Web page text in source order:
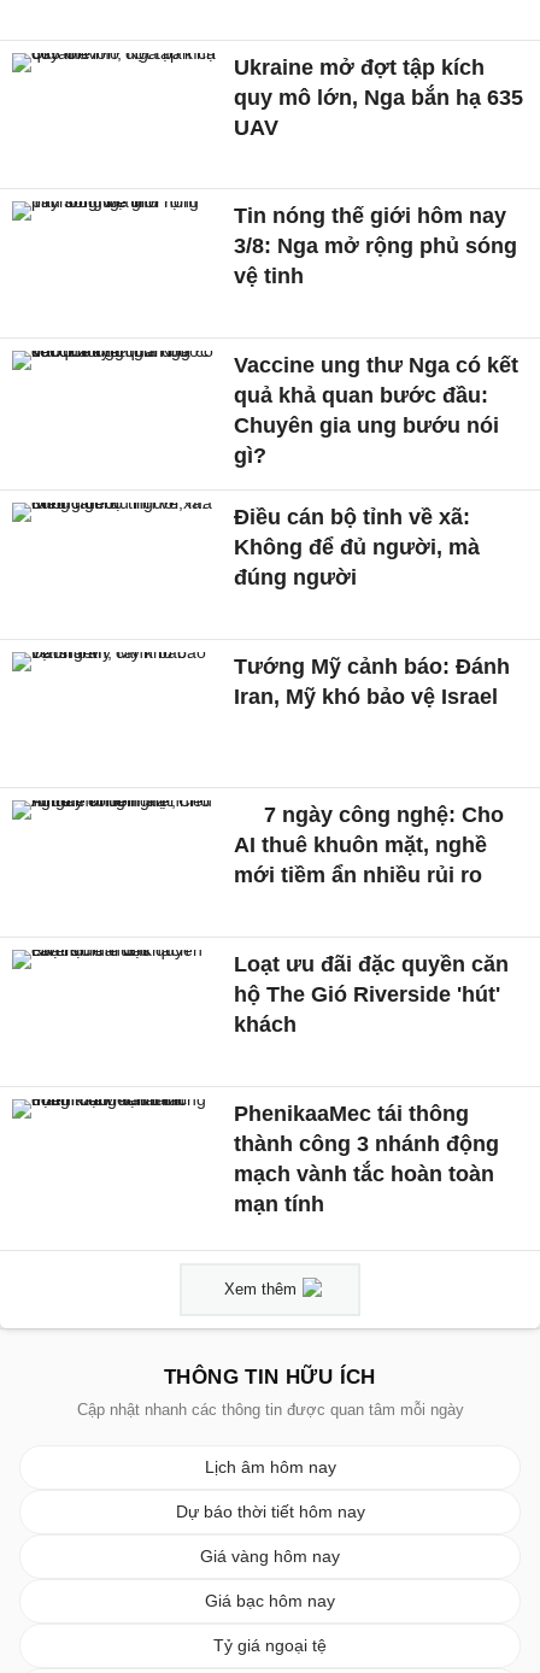
Ukraine mở đợt tập kích
quy mô lớn, Nga bắn hạ 635
UAV
Tin nóng thế giới hôm nay
3/8: Nga mở rộng phủ sóng
vệ tinh
Vaccine ung thư Nga có kết
quả khả quan bước đầu:
Chuyên gia ung bướu nói
gì?
Điều cán bộ tỉnh về xã:
Không để đủ người, mà
đúng người
Tướng Mỹ cảnh báo: Đánh
Iran, Mỹ khó bảo vệ Israel
7 ngày công nghệ: Cho
AI thuê khuôn mặt, nghề
mới tiềm ẩn nhiều rủi ro
Loạt ưu đãi đặc quyền căn
hộ The Gió Riverside 'hút'
khách
PhenikaaMec tái thông
thành công 3 nhánh động
mạch vành tắc hoàn toàn
mạn tính
Xem thêm
THÔNG TIN HỮU ÍCH
Cập nhật nhanh các thông tin được quan tâm mỗi ngày
Lịch âm hôm nay
Dự báo thời tiết hôm nay
Giá vàng hôm nay
Giá bạc hôm nay
Tỷ giá ngoại tệ